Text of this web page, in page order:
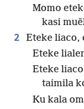
Momo
kasi
2 Eteke liaco,
Eteke
Eteke
taimila
Ku kala